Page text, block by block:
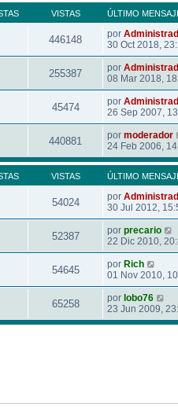
VISTAS ÚLTIMO
446148 por
30 Oct 2018,
255387 por
08 Mar 2018,
45474 por
26 Sep 2007,
440881 por moderador
24 Feb 2006,
VISTAS ÚLTIMO
54024 por
30 Jul 2012,
52387 por precario
22 Dic 2010,
54645 por Rich
01 Nov 2010,
65258 por lobo76
23 Jun 2009,